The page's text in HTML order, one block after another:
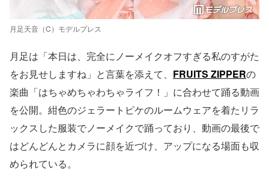
月足天音（C）モデルプレス
月足は「本日は、完全にノーメイクオフすぎる私のすがた
をお見せしますね」と言葉を添えて、 FRUITS ZIPPERの
楽曲「はちゃめちゃわちゃライフ！」に合わせて踊る動画
を公開。紺色のジェラートピケのルームウェアを着たリラ
ックスした服装でノーメイクで踊っており、動画の最後で
はどんどんとカメラに顔を近づけ、アップになる場面も収
められている。